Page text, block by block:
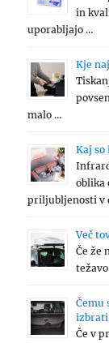
in
uporabljajo …
Kje
malo …
Kaj
oblika
priljubljenosti v
Več
Če že
Čemu
izbrati
Če v